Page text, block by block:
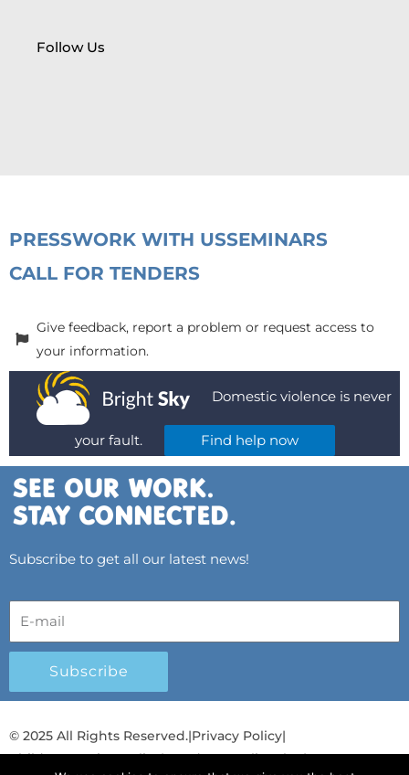
Follow Us
PRESSWORK WITH USSEMINARS
CALL FOR TENDERS
Give feedback, report a problem or request access to
your information.
Domestic violence is never
your fault. Find help now
Subscribe to get all our latest news!
Subscribe
© 2025 All Rights Reserved.|Privacy Policy|
Child Protection Policy|Gender Equality Plan|